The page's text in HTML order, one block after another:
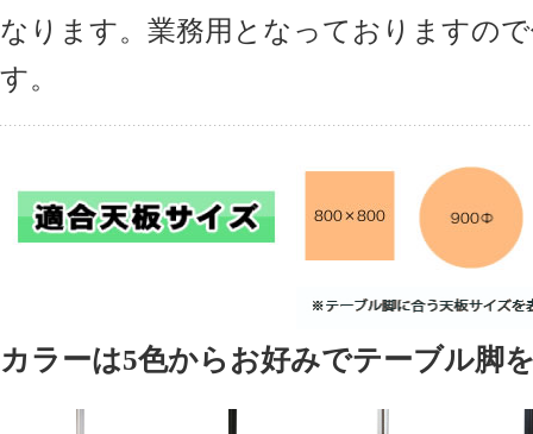
なります。業務用となっておりますの
す。
カラーは5色からお好みでテーブル脚